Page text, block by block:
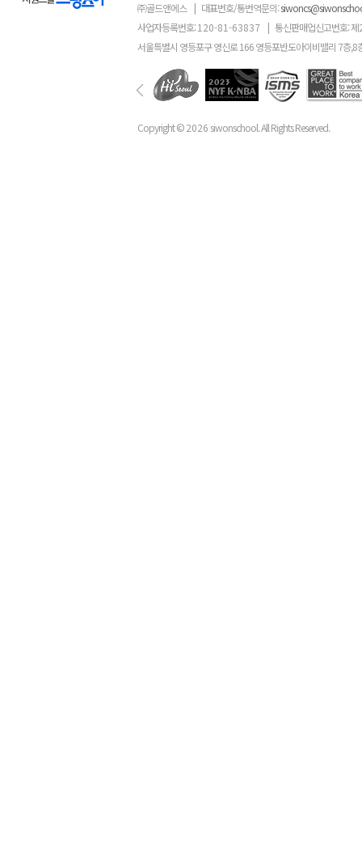
㈜골드앤에스 | 대표번호/통번역문의:
사업자등록번호:120-81-63837 | 통신판매업신고번호: 제
서울특별시 영등포구 영신로 166 영등포반도아이비밸리 7층,8
Copyright ©2026 siwonschool. All Rights Reserved.